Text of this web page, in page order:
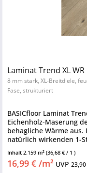
Laminat Trend XL
8 mm stark, XL-Breitdiele,
Fase, strukturiert
BASICfloor Laminat
Eichenholz-Maserung
behagliche Wärme
natürlich wirkenden 1-
Zuhause und...
Inhalt 2.159 m² (36,68 € / 1 )
16,99 € /m² UVP